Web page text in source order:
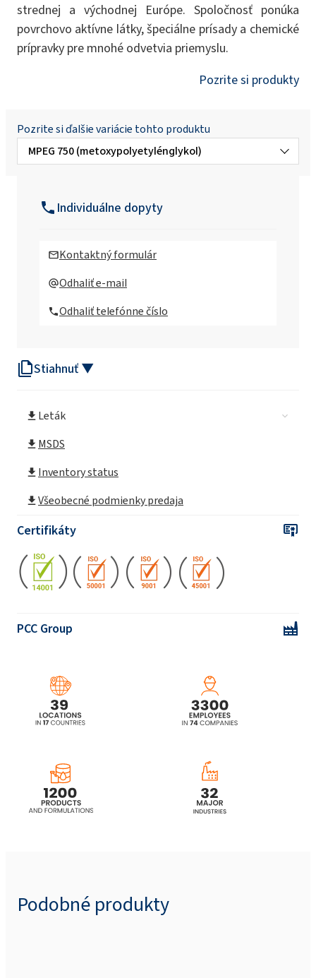
Stiahnuť ▼
Leták
MSDS
Inventory status
Všeobecné podmienky predaja
Certifikáty
PCC Group
strednej a východnej Európe. Spoločnosť ponúka
povrchovo aktívne látky, špeciálne prísady a chemické
prípravky pre mnohé odvetvia priemyslu.
Pozrite si produkty
Pozrite si ďalšie variácie tohto produktu
MPEG 750 (metoxypolyetylénglykol)
Individuálne dopyty
Kontaktný formulár
Odhaliť e-mail
Odhaliť telefónne číslo
Podobné produkty